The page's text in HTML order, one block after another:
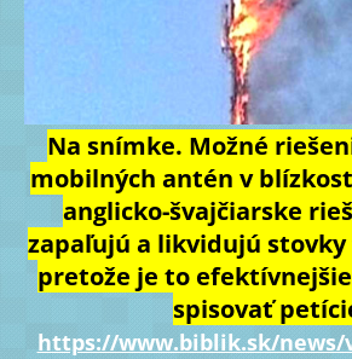
Na snímke. Možné
mobilných antén v
anglicko-švajčiarske
zapaľujú a likvidujú
pretože je to
spisovať
https://www.biblik.sk/news/